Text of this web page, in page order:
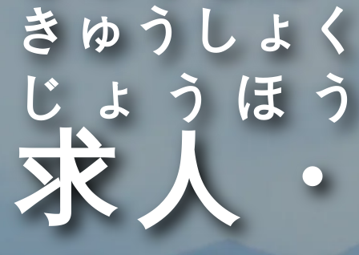
求人・
きゅうしょく
じょうほう